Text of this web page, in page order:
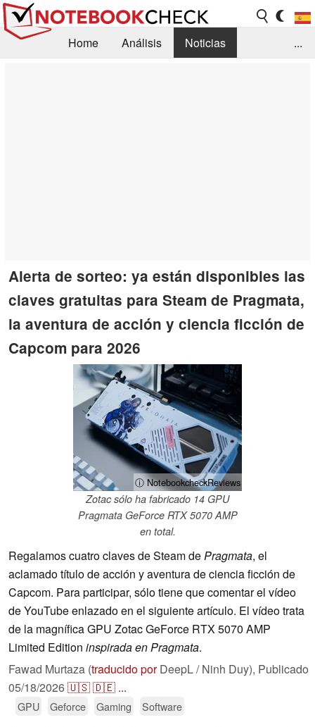
Home Análisis
Noticias
...
Alerta de sorteo: ya están disponibles las
claves gratuitas para Steam de Pragmata,
la aventura de acción y ciencia ficción de
Capcom para 2026
ⓘ NotebookcheckReviews
Zotac sólo ha fabricado 14 GPU
Pragmata GeForce RTX 5070 AMP
en total.
Regalamos cuatro claves de Steam dePragmata, el
aclamado título de acción y aventura de ciencia ficción de
Capcom. Para participar, sólo tiene que comentar el vídeo
de YouTube enlazado en el siguiente artículo. El vídeo trata
de la magnífica GPU Zotac GeForce RTX 5070 AMP
Limited Edition inspirada en Pragmata.
Fawad Murtaza (traducido porDeepL / Ninh Duy), Publicado
05/18/2026🇺🇸🇩🇪 ...
GPU Geforce Gaming Software